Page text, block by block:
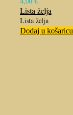
Lista želja
Lista želja
Dodaj u košaricu